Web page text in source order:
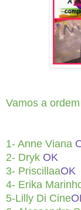
Vamos a
1- Anne Viana
2- Dryk OK
3- PriscillaaOK
4- Erika
5-Lilly Di Cine